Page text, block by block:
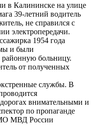
в Калининске на улице
39-летний водитель
не справился с
электропередачи.
1954 года
и были
больницу.
от полученных
службы. В
дорогах внимательными и
по пропаганде
МВД России